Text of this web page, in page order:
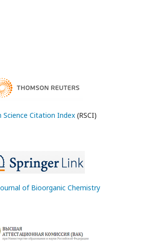
Science Citation Index(RSCI)
of Bioorganic Chemistry